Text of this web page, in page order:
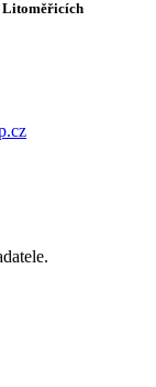
Litoměřicích